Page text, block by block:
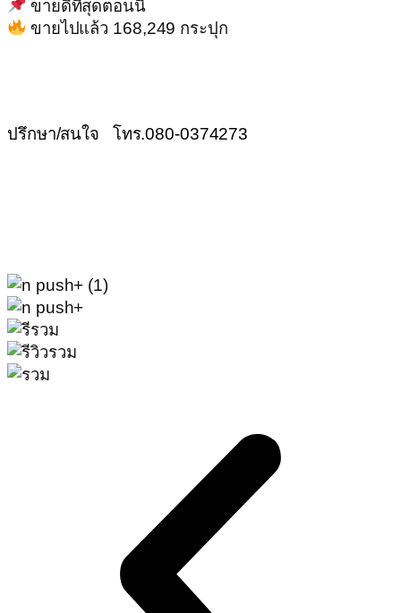
ขายดีที่สุดตอนนี้
ขายไปแล้ว 168,249 กระปุก
ปรึกษา/สนใจ โทร.080-0374273